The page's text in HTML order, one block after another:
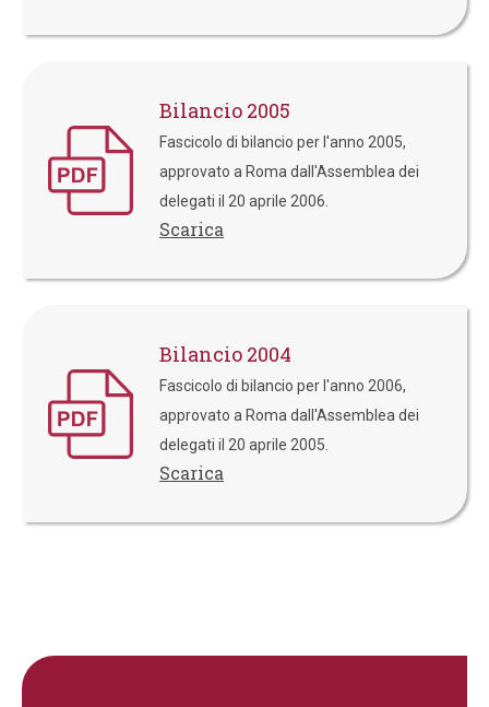
Bilancio 2005
Fascicolo di bilancio per l'anno 2005,
approvato a Roma dall'Assemblea dei
delegati il 20 aprile 2006.
Scarica
Bilancio 2004
Fascicolo di bilancio per l'anno 2006,
approvato a Roma dall'Assemblea dei
delegati il 20 aprile 2005.
Scarica